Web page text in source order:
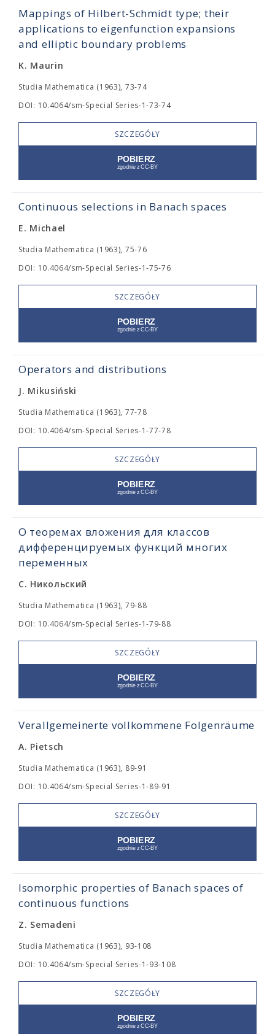
Mappings of Hilbert-Schmidt type; their
applications to eigenfunction expansions
and elliptic boundary problems
K. Maurin
Studia Mathematica (1963), 73-74
DOI: 10.4064/sm-Special Series-1-73-74
SZCZEGÓŁY
Continuous selections in Banach spaces
E. Michael
Studia Mathematica (1963), 75-76
DOI: 10.4064/sm-Special Series-1-75-76
SZCZEGÓŁY
Operators and distributions
J. Mikusiński
Studia Mathematica (1963), 77-78
DOI: 10.4064/sm-Special Series-1-77-78
SZCZEGÓŁY
О теоремах вложения для классов
дифференцируемых функций многих
переменных
С. Никольский
Studia Mathematica (1963), 79-88
DOI: 10.4064/sm-Special Series-1-79-88
SZCZEGÓŁY
Verallgemeinerte vollkommene Folgenräume
A. Pietsch
Studia Mathematica (1963), 89-91
DOI: 10.4064/sm-Special Series-1-89-91
SZCZEGÓŁY
Isomorphic properties of Banach spaces of
continuous functions
Z. Semadeni
Studia Mathematica (1963), 93-108
DOI: 10.4064/sm-Special Series-1-93-108
SZCZEGÓŁY